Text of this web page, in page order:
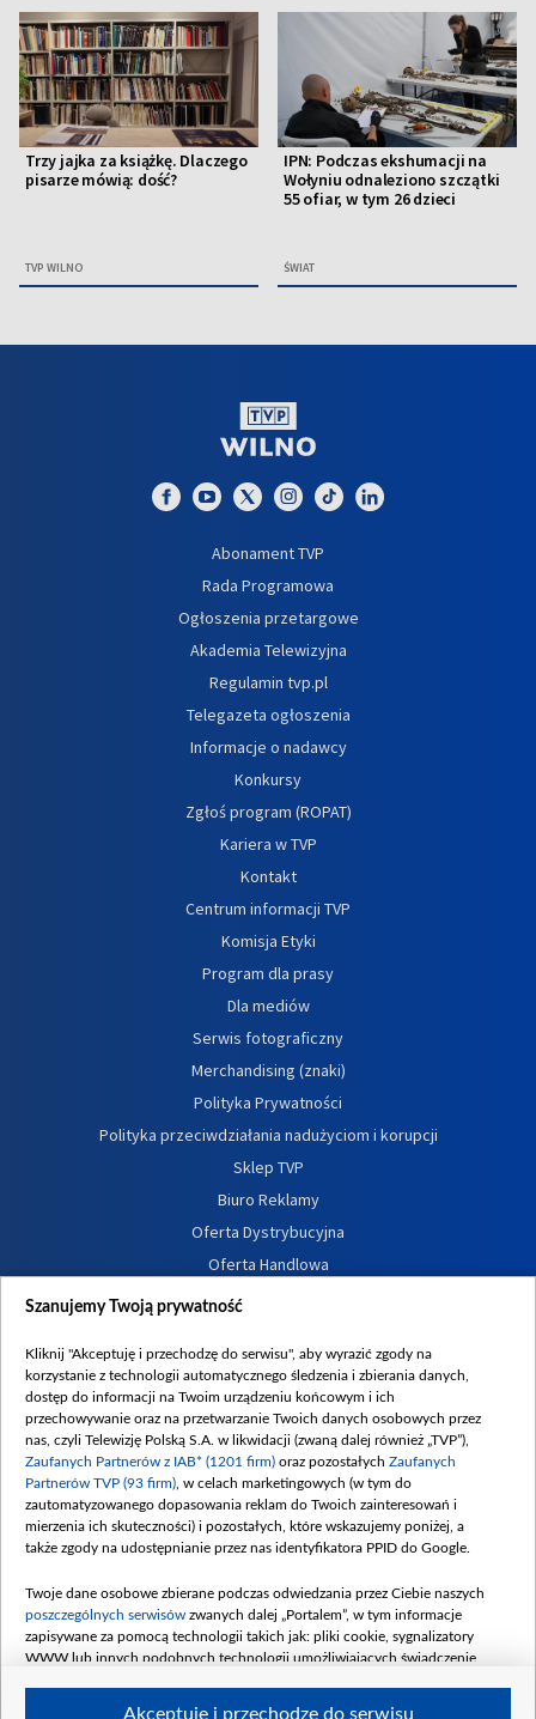
Trzy jajka za książkę. Dlaczego
pisarze mówią: dość?
TVP WILNO
IPN: Podczas ekshumacji na
Wołyniu odnaleziono szczątki
55 ofiar, w tym 26 dzieci
ŚWIAT
Abonament TVP
Rada Programowa
Ogłoszenia przetargowe
Akademia Telewizyjna
Regulamin tvp.pl
Telegazeta ogłoszenia
Informacje o nadawcy
Konkursy
Zgłoś program (ROPAT)
Kariera w TVP
Kontakt
Centrum informacji TVP
Komisja Etyki
Program dla prasy
Dla mediów
Serwis fotograficzny
Merchandising (znaki)
Polityka Prywatności
Polityka przeciwdziałania nadużyciom i korupcji
Sklep TVP
Biuro Reklamy
Oferta Dystrybucyjna
Oferta Handlowa
Dostępność
Procedura zgłoszeń wewnętrznych
Szanujemy Twoją prywatność
Kliknij "Akceptuję i przechodzę do serwisu", aby wyrazić zgody na
korzystanie z technologii automatycznego śledzenia i zbierania danych,
dostęp do informacji na Twoim urządzeniu końcowym i ich
przechowywanie oraz na przetwarzanie Twoich danych osobowych przez
nas, czyli Telewizję Polską S.A. w likwidacji (zwaną dalej również „TVP”),
Zaufanych Partnerów z IAB* (1201 firm) oraz pozostałych Zaufanych
Partnerów TVP (93 firm) , w celach marketingowych (w tym do
zautomatyzowanego dopasowania reklam do Twoich zainteresowań i
mierzenia ich skuteczności) i pozostałych, które wskazujemy poniżej, a
także zgody na udostępnianie przez nas identyfikatora PPID do Google.
Twoje dane osobowe zbierane podczas odwiedzania przez Ciebie naszych
poszczególnych serwisów zwanych dalej „Portalem”, w tym informacje
zapisywane za pomocą technologii takich jak: pliki cookie, sygnalizatory
WWW lub innych podobnych technologii umożliwiających świadczenie
Akceptuję i przechodzę do serwisu